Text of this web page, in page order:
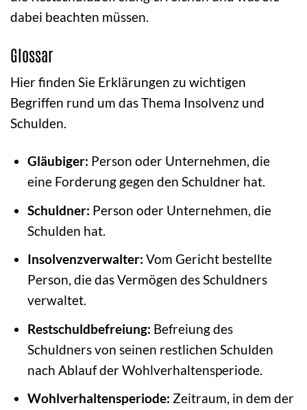
dabei beachten müssen.
Glossar
Hier finden Sie Erklärungen zu wichtigen
Begriffen rund um das Thema Insolvenz und
Schulden.
Gläubiger: Person oder Unternehmen, die
eine Forderung gegen den Schuldner hat.
Schuldner: Person oder Unternehmen, die
Schulden hat.
Insolvenzverwalter: Vom Gericht bestellte
Person, die das Vermögen des Schuldners
verwaltet.
Restschuldbefreiung: Befreiung des
Schuldners von seinen restlichen Schulden
nach Ablauf der Wohlverhaltensperiode.
Wohlverhaltensperiode: Zeitraum, in dem der